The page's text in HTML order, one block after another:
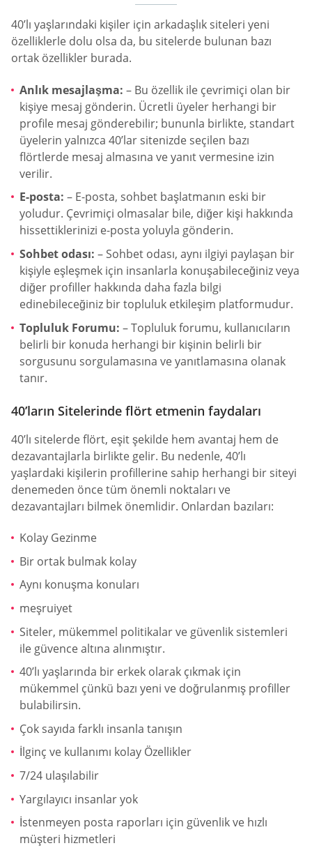
40’lı yaşlarındaki kişiler için arkadaşlık siteleri yeni
özelliklerle dolu olsa da, bu sitelerde bulunan bazı
ortak özellikler burada.
Anlık mesajlaşma: – Bu özellik ile çevrimiçi olan bir
kişiye mesaj gönderin. Ücretli üyeler herhangi bir
profile mesaj gönderebilir; bununla birlikte, standart
üyelerin yalnızca 40’lar sitenizde seçilen bazı
flörtlerde mesaj almasına ve yanıt vermesine izin
verilir.
E-posta: – E-posta, sohbet başlatmanın eski bir
yoludur. Çevrimiçi olmasalar bile, diğer kişi hakkında
hissettiklerinizi e-posta yoluyla gönderin.
Sohbet odası: – Sohbet odası, aynı ilgiyi paylaşan bir
kişiyle eşleşmek için insanlarla konuşabileceğiniz veya
diğer profiller hakkında daha fazla bilgi
edinebileceğiniz bir topluluk etkileşim platformudur.
Topluluk Forumu: – Topluluk forumu, kullanıcıların
belirli bir konuda herhangi bir kişinin belirli bir
sorgusunu sorgulamasına ve yanıtlamasına olanak
tanır.
40’ların Sitelerinde flört etmenin faydaları
40’lı sitelerde flört, eşit şekilde hem avantaj hem de
dezavantajlarla birlikte gelir. Bu nedenle, 40’lı
yaşlardaki kişilerin profillerine sahip herhangi bir siteyi
denemeden önce tüm önemli noktaları ve
dezavantajları bilmek önemlidir. Onlardan bazıları:
Kolay Gezinme
Bir ortak bulmak kolay
Aynı konuşma konuları
meşruiyet
Siteler, mükemmel politikalar ve güvenlik sistemleri
ile güvence altına alınmıştır.
40’lı yaşlarında bir erkek olarak çıkmak için
mükemmel çünkü bazı yeni ve doğrulanmış profiller
bulabilirsin.
Çok sayıda farklı insanla tanışın
İlginç ve kullanımı kolay Özellikler
7/24 ulaşılabilir
Yargılayıcı insanlar yok
İstenmeyen posta raporları için güvenlik ve hızlı
müşteri hizmetleri